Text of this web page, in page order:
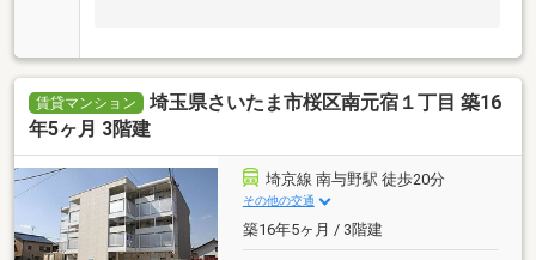
賃貸マンション
埼玉県さいたま市桜区南元宿１丁目 築16
年5ヶ月 3階建
埼京線 南与野駅 徒歩20分
その他の交通
築16年5ヶ月 / 3階建